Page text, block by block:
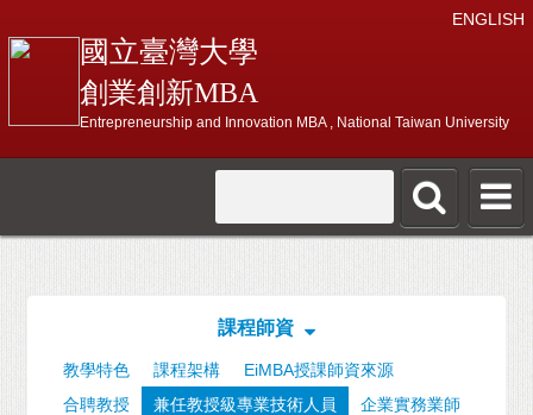
ENGLISH
國立臺灣大學
創業創新MBA
Entrepreneurship and Innovation MBA , National Taiwan University
課程師資
教學特色 課程架構
EiMBA授課師資來源
合聘教授
兼任教授級專業技術人員 企業實務業師